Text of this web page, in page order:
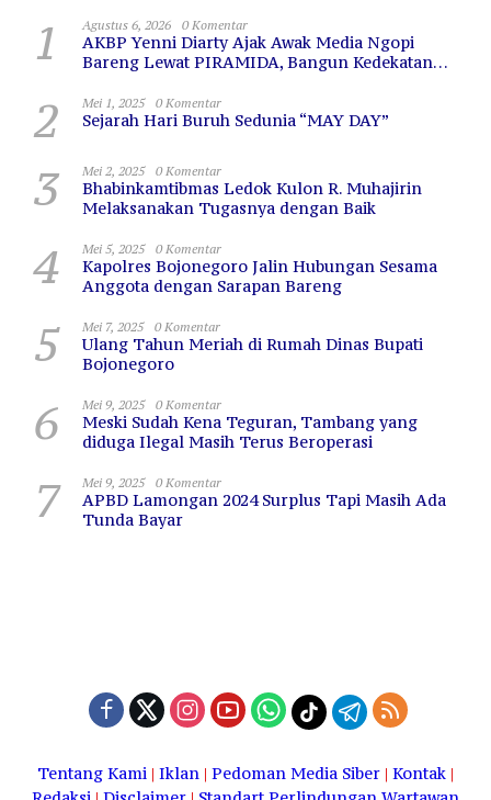
1 Agustus 6, 2026 0 Komentar
AKBP Yenni Diarty Ajak Awak Media Ngopi
Bareng Lewat PIRAMIDA, Bangun Kedekatan
2 Mei 1, 2025 0 Komentar
Sejarah Hari Buruh Sedunia “MAY DAY”
3 Mei 2, 2025 0 Komentar
Bhabinkamtibmas Ledok Kulon R. Muhajirin
Melaksanakan Tugasnya dengan Baik
4 Mei 5, 2025 0 Komentar
Kapolres Bojonegoro Jalin Hubungan Sesama
Anggota dengan Sarapan Bareng
5 Mei 7, 2025 0 Komentar
Ulang Tahun Meriah di Rumah Dinas Bupati
Bojonegoro
6 Mei 9, 2025 0 Komentar
Meski Sudah Kena Teguran, Tambang yang
diduga Ilegal Masih Terus Beroperasi
7 Mei 9, 2025 0 Komentar
APBD Lamongan 2024 Surplus Tapi Masih Ada
Tunda Bayar
Tentang Kami | Iklan | Pedoman Media Siber | Kontak |